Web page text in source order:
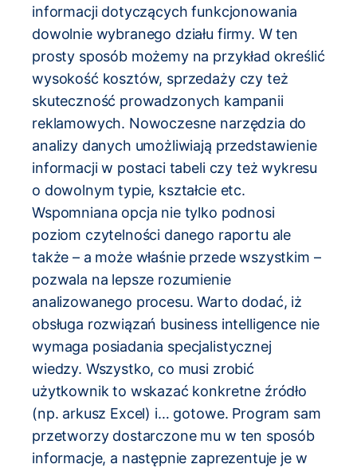
informacji dotyczących funkcjonowania
dowolnie wybranego działu firmy. W ten
prosty sposób możemy na przykład określić
wysokość kosztów, sprzedaży czy też
skuteczność prowadzonych kampanii
reklamowych. Nowoczesne narzędzia do
analizy danych umożliwiają przedstawienie
informacji w postaci tabeli czy też wykresu
o dowolnym typie, kształcie etc.
Wspomniana opcja nie tylko podnosi
poziom czytelności danego raportu ale
także – a może właśnie przede wszystkim –
pozwala na lepsze rozumienie
analizowanego procesu. Warto dodać, iż
obsługa rozwiązań business intelligence nie
wymaga posiadania specjalistycznej
wiedzy. Wszystko, co musi zrobić
użytkownik to wskazać konkretne źródło
(np. arkusz Excel) i… gotowe. Program sam
przetworzy dostarczone mu w ten sposób
informacje, a następnie zaprezentuje je w